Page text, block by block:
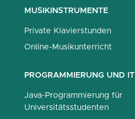
MUSIKINSTRUMENTE
Private Klavierstunden
Online-Musikunterricht
PROGRAMMIERUNG UND IT
Java-Programmierung für
Universitätsstudenten